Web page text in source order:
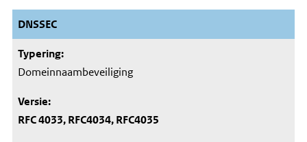
DNSSEC
Domeinnaambeveiliging
RFC 4033, RFC4034, RFC4035